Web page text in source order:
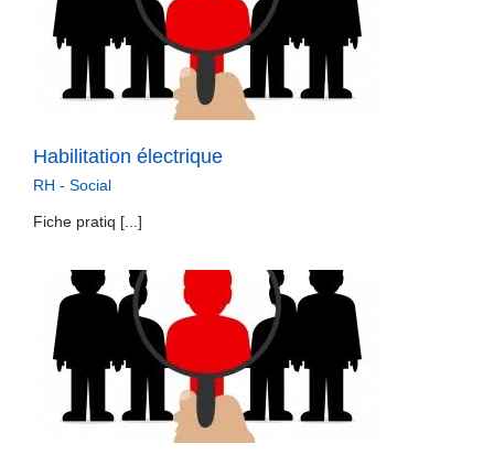
Habilitation électrique
RH - Social
Fiche pratiq [...]